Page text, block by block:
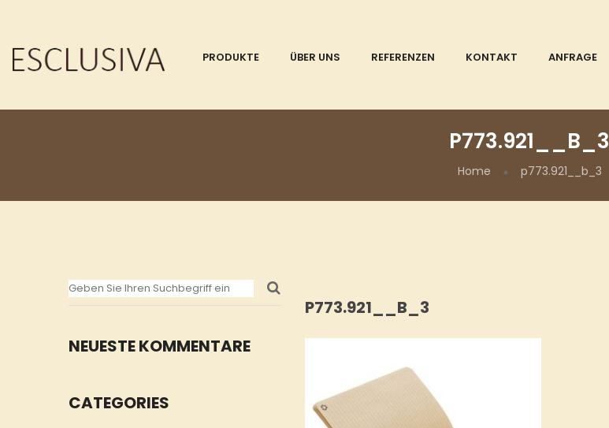
PRODUKTE ÜBER UNS REFERENZEN KONTAKT ANFRAGE
P773.921__B_3
Home p773.921__b_3
NEUESTE KOMMENTARE
CATEGORIES
P773.921__B_3